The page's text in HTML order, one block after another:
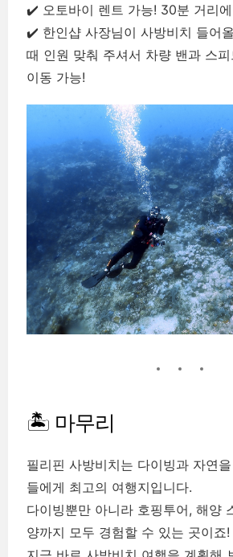
✔️ 오토바이 렌트 가능! 30분 거리
✔️ 한인샵 사장님이 사방비치 들어
때 인원 맞춰 주셔서 차량 밴과 스
이동 가능!
🏝️ 마무리
필리핀 사방비치는 다이빙과 자연
들에게 최고의 여행지입니다.
다이빙뿐만 아니라 호핑투어, 해양
양까지 모두 경험할 수 있는 곳이죠!